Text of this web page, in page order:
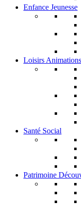
Enfance Jeunesse
Loisirs Animations
Santé Social
Patrimoine